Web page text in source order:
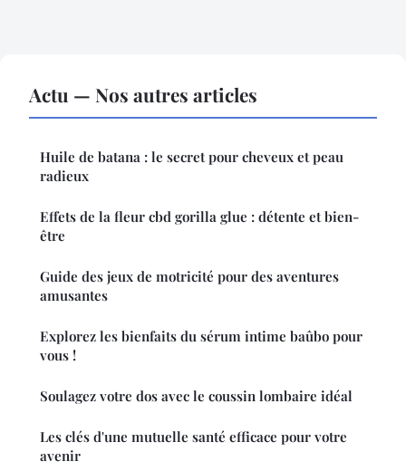
Actu — Nos autres articles
Huile de batana : le secret pour cheveux et peau
radieux
Effets de la fleur cbd gorilla glue : détente et bien-
être
Guide des jeux de motricité pour des aventures
amusantes
Explorez les bienfaits du sérum intime baûbo pour
vous !
Soulagez votre dos avec le coussin lombaire idéal
Les clés d'une mutuelle santé efficace pour votre
avenir